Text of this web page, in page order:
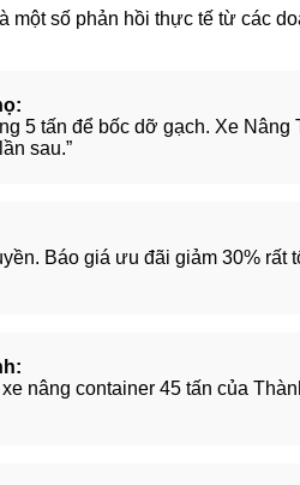
số phản hồi thực tế từ các
5 tấn để bốc dỡ gạch. Xe
sau.”
Báo giá ưu đãi giảm 30%
nâng container 45 tấn của